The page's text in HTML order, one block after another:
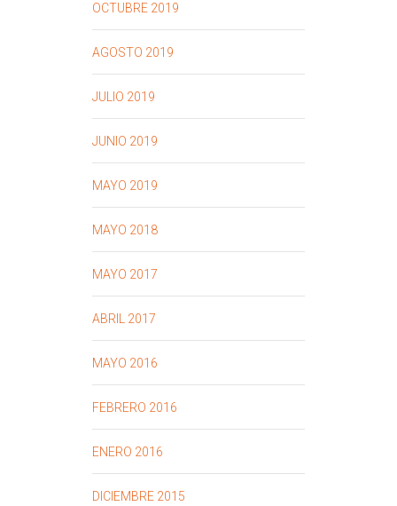
OCTUBRE 2019
AGOSTO 2019
JULIO 2019
JUNIO 2019
MAYO 2019
MAYO 2018
MAYO 2017
ABRIL 2017
MAYO 2016
FEBRERO 2016
ENERO 2016
DICIEMBRE 2015